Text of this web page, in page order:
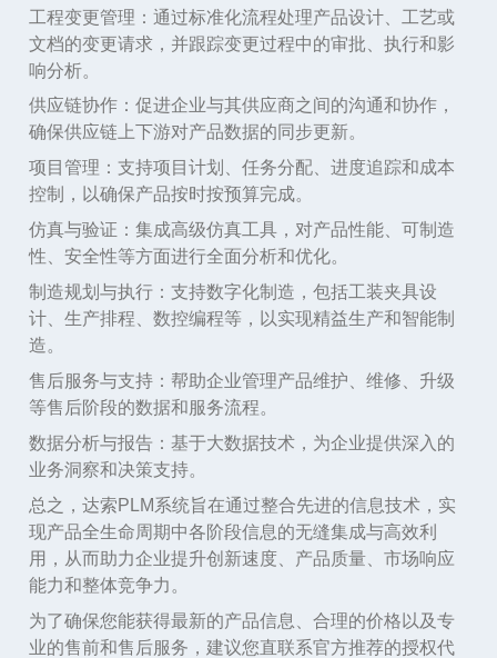
工程变更管理 ：通过标准化流程处理产品设计、工艺或
文档的变更请求，并跟踪变更过程中的审批、执行和影
响分析。
供应链协作 ：促进企业与其供应商之间的沟通和协作，
确保供应链上下游对产品数据的同步更新。
项目管理 ：支持项目计划、任务分配、进度追踪和成本
控制，以确保产品按时按预算完成。
仿真与验证 ：集成高级仿真工具，对产品性能、可制造
性、安全性等方面进行全面分析和优化。
制造规划与执行 ：支持数字化制造，包括工装夹具设
计、生产排程、数控编程等，以实现精益生产和智能制
造。
售后服务与支持 ：帮助企业管理产品维护、维修、升级
等售后阶段的数据和服务流程。
数据分析与报告 ：基于大数据技术，为企业提供深入的
业务洞察和决策支持。
总之，达索 PLM系统旨在通过整合先进的信息技术，实
现产品全生命周期中各阶段信息的无缝集成与高效利
用，从而助力企业提升创新速度、产品质量、市场响应
能力和整体竞争力。
为了确保您能获得最新的产品信息、合理的价格以及专
业的售前和售后服务，建议您直联系官方推荐的授权代